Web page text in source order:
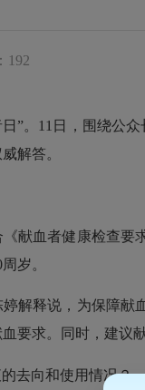
192
”。11日，围绕公
解答。
献血者健康检查要
岁。
解释说，为保障
要求。同时，建议
去向和使用情况？